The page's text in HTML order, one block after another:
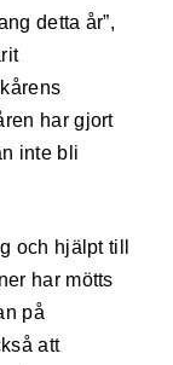
detta år”,
har gjort
inte bli
och hjälpt till
har mötts
på
att